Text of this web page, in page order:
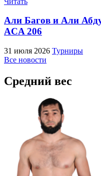
Али Багов и Али
ACA 206
31 июля 2026 Турниры
Все новости
Средний вес